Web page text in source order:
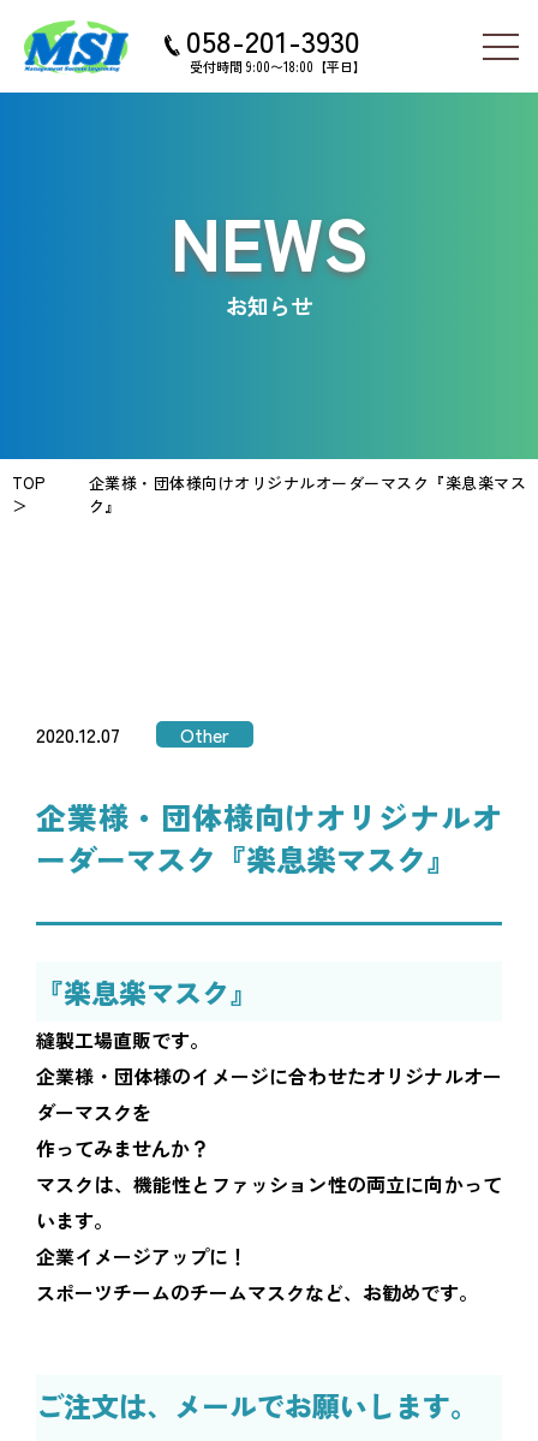
058-201-3930
受付時間 9:00〜18:00【平日】
NEWS
お知らせ
TOP
＞
企業様・団体様向けオリジナルオーダーマスク『楽息楽マス
ク』
2020.12.07 Other
企業様・団体様向けオリジナルオ
ーダーマスク『楽息楽マスク』
『楽息楽マスク』
縫製工場直販です。
企業様・団体様のイメージに合わせたオリジナルオー
ダーマスクを
作ってみませんか？
マスクは、機能性とファッション性の両立に向かって
います。
企業イメージアップに！
スポーツチームのチームマスクなど、お勧めです。
ご注文は、メールでお願いします。